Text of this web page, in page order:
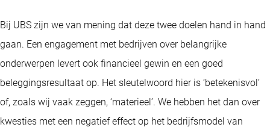
Bij UBS zijn we van mening dat deze twee doelen hand in hand
gaan. Een engagement met bedrijven over belangrijke
onderwerpen levert ook financieel gewin en een goed
beleggingsresultaat op. Het sleutelwoord hier is ‘betekenisvol’
of, zoals wij vaak zeggen, ‘materieel’. We hebben het dan over
kwesties met een negatief effect op het bedrijfsmodel van